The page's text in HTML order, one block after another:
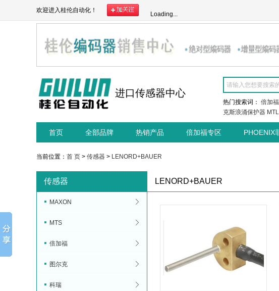
欢迎进入桂伦自动化！
Loading...
进口传感器中心
热门搜索词： 倍加福
克斯浪涌保护器 MTL
首页 全部品牌 热销产品 倍加福专区 PHOENIX
当前位置： 首 页 > 传感器 > LENORD+BAUER
传感器
MAXON
MTS
倍加福
图尔克
科瑞
LENORD+BAUER